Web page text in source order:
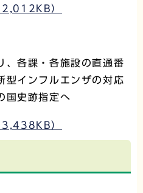
）
、各課・各施設の直通番
型インフルエンザの対応
国史跡指定へ
）